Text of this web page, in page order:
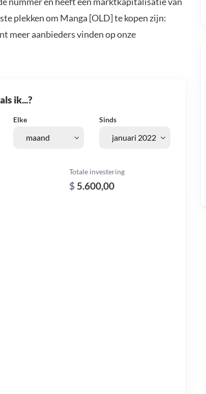
plekken om Manga [OLD] te kopen zijn:
meer aanbieders vinden op onze
ik...?
Elke Sinds
Totale investering
$ 5.600,00